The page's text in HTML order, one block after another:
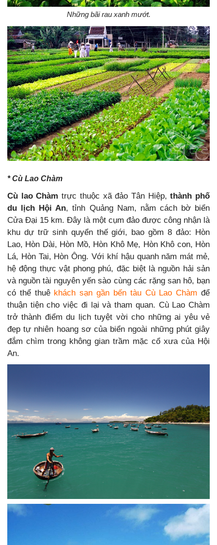
Những bãi rau xanh mướt.
* Cù Lao Chàm
Cù lao Chàm trực thuộc xã đảo Tân Hiệp,thành phố
du lịch Hội An, tỉnh Quảng Nam, nằm cách bờ biển
Cửa Đại 15 km. Đây là một cụm đảo được công nhận là
khu dự trữ sinh quyển thế giới, bao gồm 8 đảo: Hòn
Lao, Hòn Dài, Hòn Mồ, Hòn Khô Mẹ, Hòn Khô con, Hòn
Lá, Hòn Tai, Hòn Ông. Với khí hậu quanh năm mát mẻ,
hệ động thực vật phong phú, đặc biệt là nguồn hải sản
và nguồn tài nguyên yến sào cùng các rặng san hô, bạn
có thể thuê khách sạn gần bến tàu Cù Lao Chàm để
thuận tiện cho việc đi lại và tham quan. Cù Lao Chàm
trở thành điểm du lịch tuyệt vời cho những ai yêu vẻ
đẹp tự nhiên hoang sơ của biển ngoài những phút giây
đắm chìm trong không gian trầm mặc cổ xưa của Hội
An.